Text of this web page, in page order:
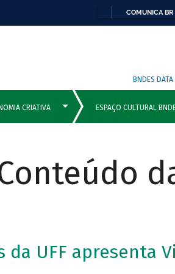
COMUNICA BR
BNDES DATA
da UFF apresenta